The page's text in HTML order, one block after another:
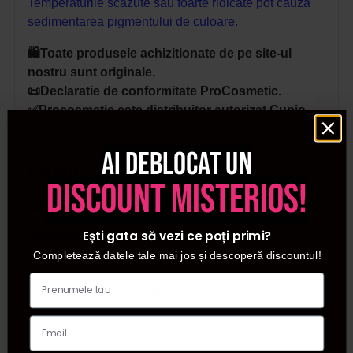
sedimentarea pigmentului de culoare.
🛍️Toate produsele achizitionate de pe site-ul
nostru sunt originale.
📜Declaratie de conformitate ProCosmetic.
✅Procosmetic este distribuitor autorizat Cupio.
SKU
C7702
Rubber Base Neon
Brand
Cupio
Cantitate
Ai deblocat un
discount misterios!
Ești gata să vezi ce poți primi?
Completează datele tale mai jos și descoperă discountul!